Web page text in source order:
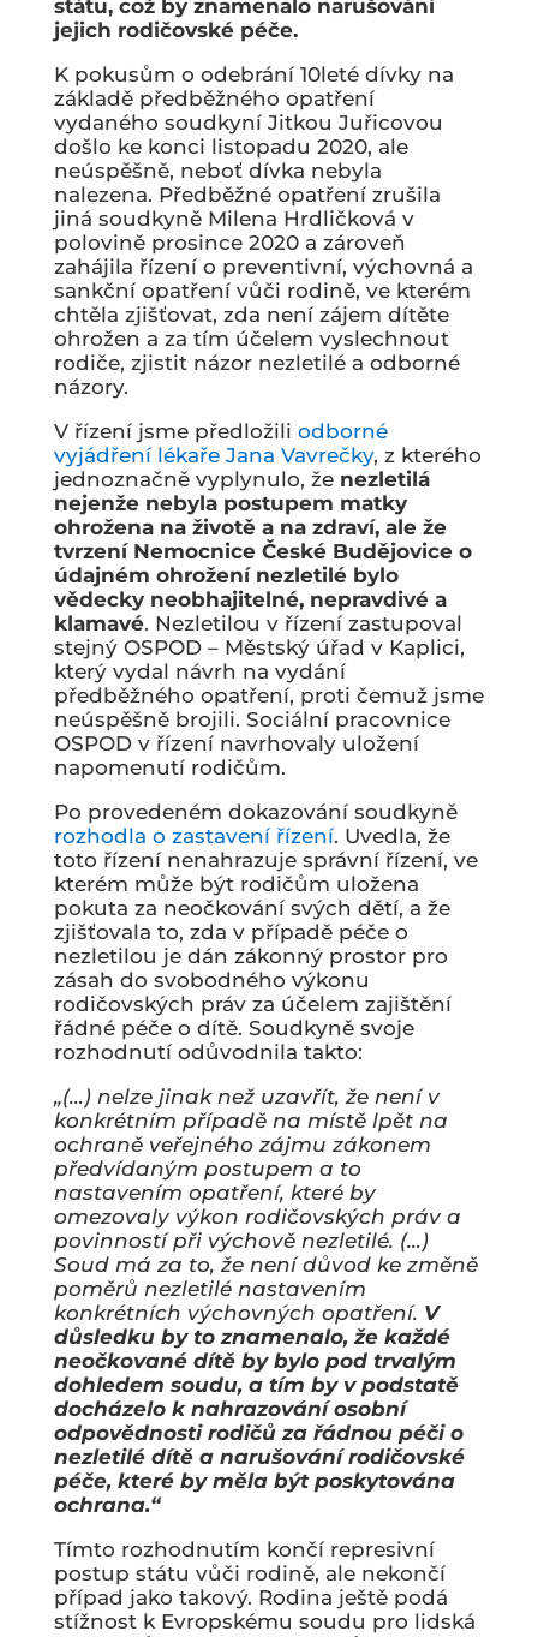
státu, což by znamenalo narušování
jejich rodičovské péče.
K pokusům o odebrání 10leté dívky na
základě předběžného opatření
vydaného soudkyní Jitkou Juřicovou
došlo ke konci listopadu 2020, ale
neúspěšně, neboť dívka nebyla
nalezena. Předběžné opatření zrušila
jiná soudkyně Milena Hrdličková v
polovině prosince 2020 a zároveň
zahájila řízení o preventivní, výchovná a
sankční opatření vůči rodině, ve kterém
chtěla zjišťovat, zda není zájem dítěte
ohrožen a za tím účelem vyslechnout
rodiče, zjistit názor nezletilé a odborné
názory.
V řízení jsme předložili odborné
vyjádření lékaře Jana Vavrečky, z kterého
jednoznačně vyplynulo, že nezletilá
nejenže nebyla postupem matky
ohrožena na životě a na zdraví, ale že
tvrzení Nemocnice České Budějovice o
údajném ohrožení nezletilé bylo
vědecky neobhajitelné, nepravdivé a
klamavé. Nezletilou v řízení zastupoval
stejný OSPOD – Městský úřad v Kaplici,
který vydal návrh na vydání
předběžného opatření, proti čemuž jsme
neúspěšně brojili. Sociální pracovnice
OSPOD v řízení navrhovaly uložení
napomenutí rodičům.
Po provedeném dokazování soudkyně
rozhodla o zastavení řízení. Uvedla, že
toto řízení nenahrazuje správní řízení, ve
kterém může být rodičům uložena
pokuta za neočkování svých dětí, a že
zjišťovala to, zda v případě péče o
nezletilou je dán zákonný prostor pro
zásah do svobodného výkonu
rodičovských práv za účelem zajištění
řádné péče o dítě. Soudkyně svoje
rozhodnutí odůvodnila takto:
„(…) nelze jinak než uzavřít, že není v
konkrétním případě na místě lpět na
ochraně veřejného zájmu zákonem
předvídaným postupem a to
nastavením opatření, které by
omezovaly výkon rodičovských práv a
povinností při výchově nezletilé. (…)
Soud má za to, že není důvod ke změně
poměrů nezletilé nastavením
konkrétních výchovných opatření. V
důsledku by to znamenalo, že každé
neočkované dítě by bylo pod trvalým
dohledem soudu, a tím by v podstatě
docházelo k nahrazování osobní
odpovědnosti rodičů za řádnou péči o
nezletilé dítě a narušování rodičovské
péče, které by měla být poskytována
ochrana.“
Tímto rozhodnutím končí represivní
postup státu vůči rodině, ale nekončí
případ jako takový. Rodina ještě podá
stížnost k Evropskému soudu pro lidská